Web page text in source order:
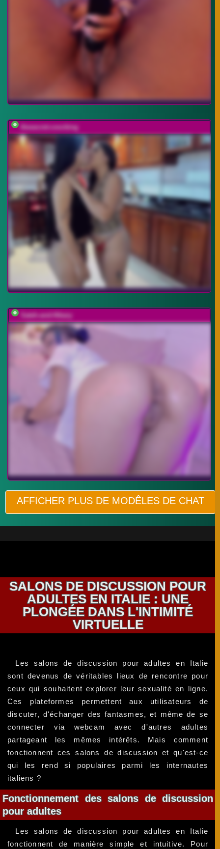
thesecret-coocking
Sateh-and-Hikary
AFFICHER PLUS DE MODÊLES DE CHAT
SALONS DE DISCUSSION POUR
ADULTES EN ITALIE : UNE
PLONGÉE DANS L'INTIMITÉ
VIRTUELLE
Les salons de discussion pour adultes en Italie
sont devenus de véritables lieux de rencontre pour
ceux qui souhaitent explorer leur sexualité en ligne.
Ces plateformes permettent aux utilisateurs de
discuter, d'échanger des fantasmes, et même de se
connecter via webcam avec d'autres adultes
partageant les mêmes intérêts. Mais comment
fonctionnent ces salons de discussion et qu'est-ce
qui les rend si populaires parmi les internautes
italiens ?
Fonctionnement des salons de discussion
pour adultes
Les salons de discussion pour adultes en Italie
fonctionnent de manière simple et intuitive. Pour